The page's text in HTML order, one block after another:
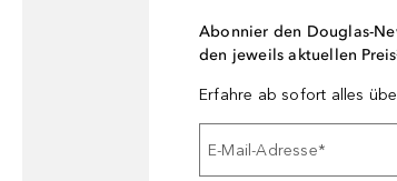
Abonnier den Douglas-
den jeweils aktuellen
Erfahre ab sofort alles
E-Mail-Adresse*